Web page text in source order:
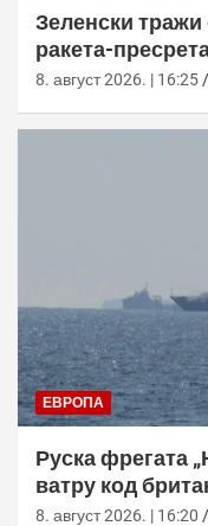
Зеленски
ракета-
8. август 2026. | 16:25
ЕВРОПА
Руска фрегата
ватру код
морнарица
8. август 2026. | 16:20